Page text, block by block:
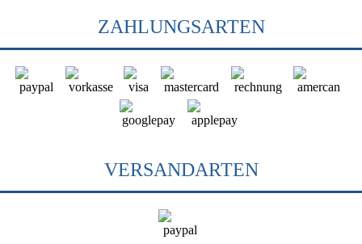
ZAHLUNGSARTEN
VERSANDARTEN